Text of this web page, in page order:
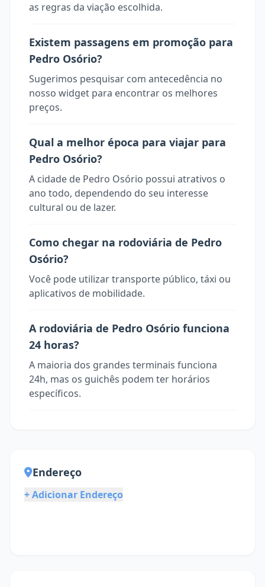
as regras da viação escolhida.
Existem passagens em promoção para
Pedro Osório?
Sugerimos pesquisar com antecedência no
nosso widget para encontrar os melhores
preços.
Qual a melhor época para viajar para
Pedro Osório?
A cidade de Pedro Osório possui atrativos o
ano todo, dependendo do seu interesse
cultural ou de lazer.
Como chegar na rodoviária de Pedro
Osório?
Você pode utilizar transporte público, táxi ou
aplicativos de mobilidade.
A rodoviária de Pedro Osório funciona
24 horas?
A maioria dos grandes terminais funciona
24h, mas os guichês podem ter horários
específicos.
Endereço
+ Adicionar Endereço